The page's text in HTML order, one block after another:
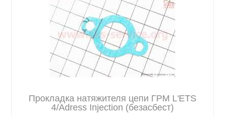
Прокладка натяжителя цепи ГРМ L'ETS
4/Adress Injection (безасбест)